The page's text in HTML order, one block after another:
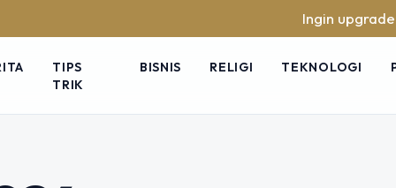
Ingin upgrade
TIPS
TRIK
BISNIS RELIGI TEKNOLOGI
Simple